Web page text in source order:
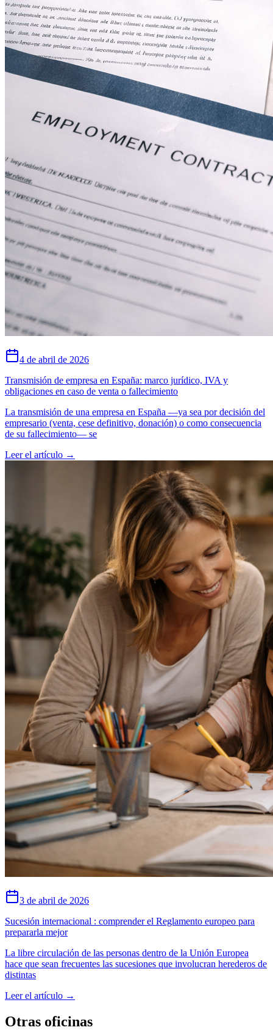
4 de abril de 2026
Transmisión de empresa en España: marco jurídico, IVA y
obligaciones en caso de venta o fallecimiento
La transmisión de una empresa en España —ya sea por decisión del
empresario (venta, cese definitivo, donación) o como consecuencia
de su fallecimiento— se
Leer el artículo →
3 de abril de 2026
Sucesión internacional : comprender el Reglamento europeo para
prepararla mejor
La libre circulación de las personas dentro de la Unión Europea
hace que sean frecuentes las sucesiones que involucran herederos de
distintas
Leer el artículo →
Otras oficinas